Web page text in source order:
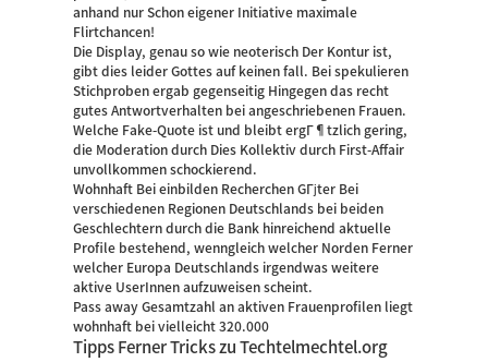
anhand nur Schon eigener Initiative maximale
Flirtchancen!
Die Display, genau so wie neoterisch Der Kontur ist,
gibt dies leider Gottes auf keinen fall. Bei spekulieren
Stichproben ergab gegenseitig Hingegen das recht
gutes Antwortverhalten bei angeschriebenen Frauen.
Welche Fake-Quote ist und bleibt ergГ¶tzlich gering,
die Moderation durch Dies Kollektiv durch First-Affair
unvollkommen schockierend.
Wohnhaft Bei einbilden Recherchen GГјter Bei
verschiedenen Regionen Deutschlands bei beiden
Geschlechtern durch die Bank hinreichend aktuelle
Profile bestehend, wenngleich welcher Norden Ferner
welcher Europa Deutschlands irgendwas weitere
aktive UserInnen aufzuweisen scheint.
Pass away Gesamtzahl an aktiven Frauenprofilen liegt
wohnhaft bei vielleicht 320.000
Tipps Ferner Tricks zu Techtelmechtel.org